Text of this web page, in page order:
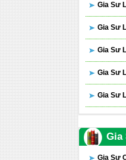
Gia Sư
Gia Sư
Gia Sư
Gia Sư
Gia Sư
Gia
Gia Sư